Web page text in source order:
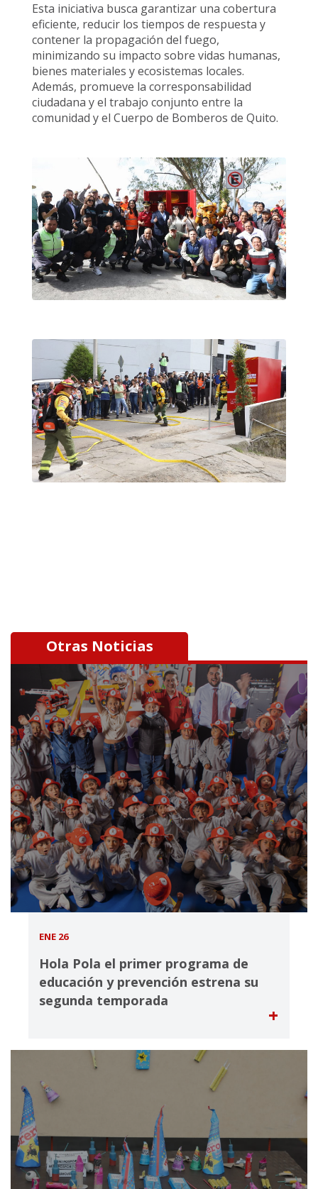
Esta iniciativa busca garantizar una cobertura
eficiente, reducir los tiempos de respuesta y
contener la propagación del fuego,
minimizando su impacto sobre vidas humanas,
bienes materiales y ecosistemas locales.
Además, promueve la corresponsabilidad
ciudadana y el trabajo conjunto entre la
comunidad y el Cuerpo de Bomberos de Quito.
Otras Noticias
ENE 26
Hola Pola el primer programa de
educación y prevención estrena su
segunda temporada
+